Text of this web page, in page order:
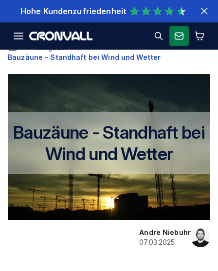
Schnelle Lieferung
Bauzäune - Standhaft bei Wind und Wetter
Bauzäune - Standhaft bei
Wind und Wetter
Andre Niebuhr
07.03.2025